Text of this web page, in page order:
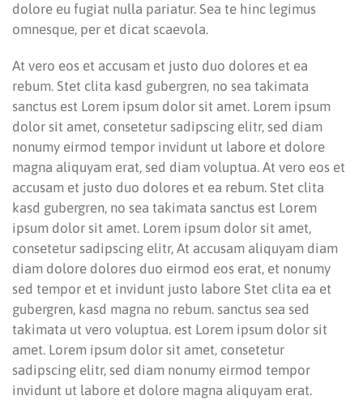
dolore eu fugiat nulla pariatur. Sea te hinc legimus
omnesque, per et dicat scaevola.
At vero eos et accusam et justo duo dolores et ea
rebum. Stet clita kasd gubergren, no sea takimata
sanctus est Lorem ipsum dolor sit amet. Lorem ipsum
dolor sit amet, consetetur sadipscing elitr, sed diam
nonumy eirmod tempor invidunt ut labore et dolore
magna aliquyam erat, sed diam voluptua. At vero eos et
accusam et justo duo dolores et ea rebum. Stet clita
kasd gubergren, no sea takimata sanctus est Lorem
ipsum dolor sit amet. Lorem ipsum dolor sit amet,
consetetur sadipscing elitr, At accusam aliquyam diam
diam dolore dolores duo eirmod eos erat, et nonumy
sed tempor et et invidunt justo labore Stet clita ea et
gubergren, kasd magna no rebum. sanctus sea sed
takimata ut vero voluptua. est Lorem ipsum dolor sit
amet. Lorem ipsum dolor sit amet, consetetur
sadipscing elitr, sed diam nonumy eirmod tempor
invidunt ut labore et dolore magna aliquyam erat.